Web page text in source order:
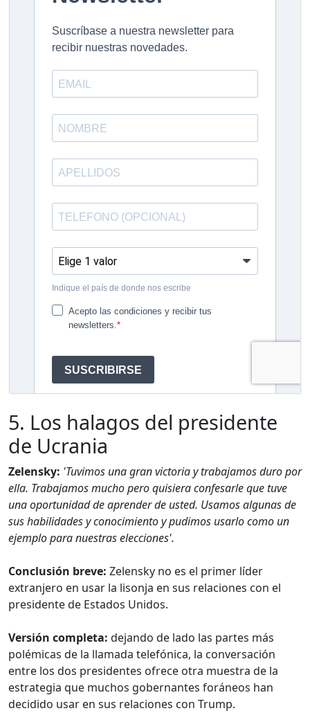
5. Los halagos del presidente
de Ucrania
Zelensky: 'Tuvimos una gran victoria y trabajamos duro por
ella. Trabajamos mucho pero quisiera confesarle que tuve
una oportunidad de aprender de usted. Usamos algunas de
sus habilidades y conocimiento y pudimos usarlo como un
ejemplo para nuestras elecciones'.
Conclusión breve: Zelensky no es el primer líder
extranjero en usar la lisonja en sus relaciones con el
presidente de Estados Unidos.
Versión completa: dejando de lado las partes más
polémicas de la llamada telefónica, la conversación
entre los dos presidentes ofrece otra muestra de la
estrategia que muchos gobernantes foráneos han
decidido usar en sus relaciones con Trump.